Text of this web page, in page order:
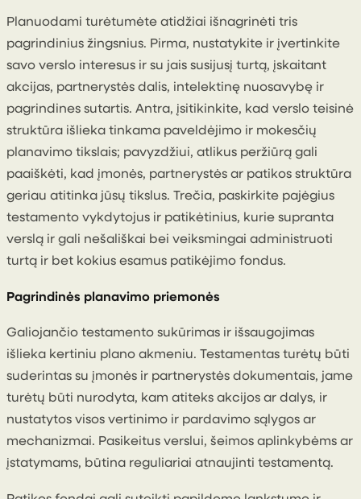
Planuodami turėtumėte atidžiai išnagrinėti tris
pagrindinius žingsnius. Pirma, nustatykite ir įvertinkite
savo verslo interesus ir su jais susijusį turtą, įskaitant
akcijas, partnerystės dalis, intelektinę nuosavybę ir
pagrindines sutartis. Antra, įsitikinkite, kad verslo teisinė
struktūra išlieka tinkama paveldėjimo ir mokesčių
planavimo tikslais; pavyzdžiui, atlikus peržiūrą gali
paaiškėti, kad įmonės, partnerystės ar patikos struktūra
geriau atitinka jūsų tikslus. Trečia, paskirkite pajėgius
testamento vykdytojus ir patikėtinius, kurie supranta
verslą ir gali nešališkai bei veiksmingai administruoti
turtą ir bet kokius esamus patikėjimo fondus.
Pagrindinės planavimo priemonės
Galiojančio testamento sukūrimas ir išsaugojimas
išlieka kertiniu plano akmeniu. Testamentas turėtų būti
suderintas su įmonės ir partnerystės dokumentais, jame
turėtų būti nurodyta, kam atiteks akcijos ar dalys, ir
nustatytos visos vertinimo ir pardavimo sąlygos ar
mechanizmai. Pasikeitus verslui, šeimos aplinkybėms ar
įstatymams, būtina reguliariai atnaujinti testamentą.